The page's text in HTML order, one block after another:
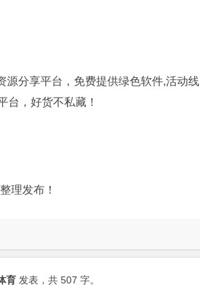
源分享平台，免费提供绿色软件,活动线
台，好货不私藏！
理发布！
育 发表，共 507 字。